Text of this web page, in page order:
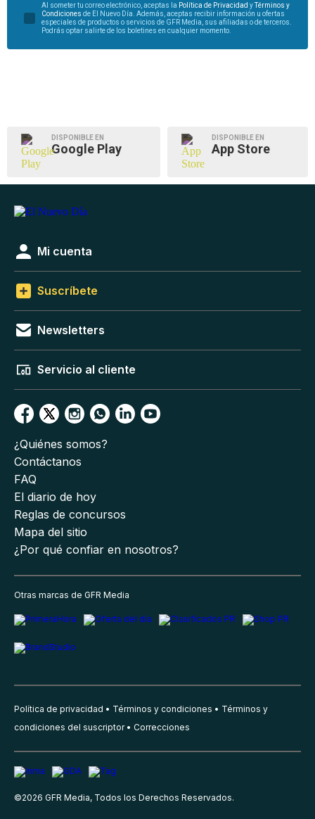
Al someter tu correo electrónico, aceptas la Política de Privacidad yTérminos y
Condiciones de El Nuevo Día. Además, aceptas recibir información u ofertas
especiales de productos o servicios de GFR Media, sus afiliadas o de terceros.
Podrás optar salirte de los boletines en cualquier momento.
DISPONIBLE EN
Google Play
DISPONIBLE EN
App Store
Mi cuenta
Suscríbete
Newsletters
Servicio al cliente
¿Quiénes somos?
Contáctanos
FAQ
El diario de hoy
Reglas de concursos
Mapa del sitio
¿Por qué confiar en nosotros?
Otras marcas de GFR Media
Política de privacidad Términos y condiciones
Términos y
condiciones del suscriptor
Correcciones
©2026 GFR Media, Todos los Derechos Reservados.